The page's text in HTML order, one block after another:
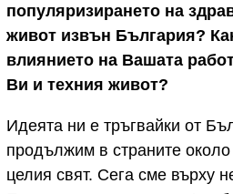
популяризирането на
живот извън България?
влиянието на Вашата
Ви и техния живот?
Идеята ни е тръгвайки от
продължим в страните
целия свят. Сега сме върху